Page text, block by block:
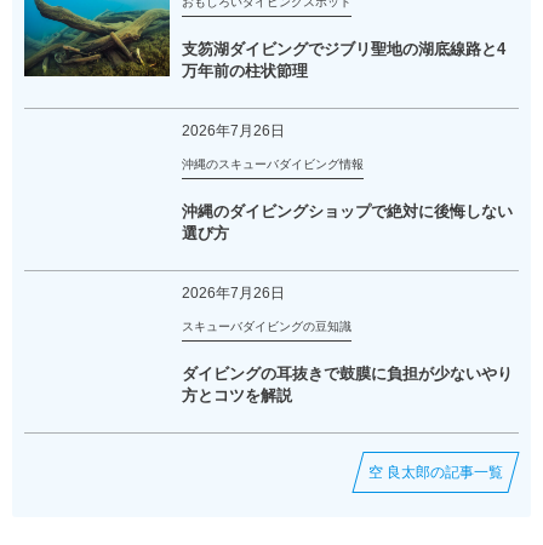
支笏湖ダイビングでジブリ聖地の湖底線路と4
万年前の柱状節理
2026年7月26日
沖縄のスキューバダイビング情報
沖縄のダイビングショップで絶対に後悔しない
選び方
2026年7月26日
スキューバダイビングの豆知識
ダイビングの耳抜きで鼓膜に負担が少ないやり
方とコツを解説
空 良太郎の記事一覧